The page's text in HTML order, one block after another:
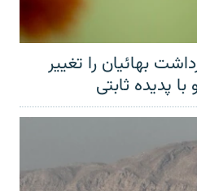
بهائیان را تغییر
پدیده ثابتی